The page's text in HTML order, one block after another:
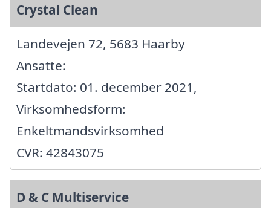
Crystal Clean
Landevejen 72, 5683 Haarby
Ansatte:
Startdato: 01. december 2021,
Virksomhedsform:
Enkeltmandsvirksomhed
CVR: 42843075
D & C Multiservice